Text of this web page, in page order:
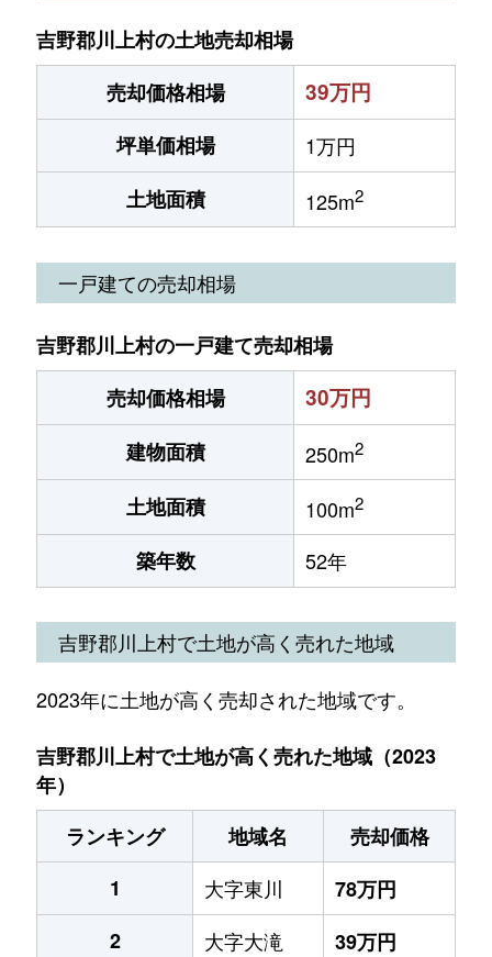
吉野郡川上村の土地売却相場
売却価格相場
39万円
坪単価相場
1万円
土地面積
125m2
一戸建ての売却相場
吉野郡川上村の一戸建て売却相場
売却価格相場
30万円
建物面積 250m2
土地面積 100m2
築年数 52年
吉野郡川上村で土地が高く売れた地域
2023年に土地が高く売却された地域です。
吉野郡川上村で土地が高く売れた地域（2023
年）
ランキング
地域名
売却価格
1
大字東川
78万円
2
大字大滝 39万円